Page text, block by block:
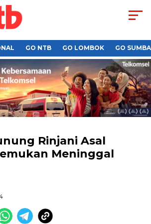
GO NTB GO LOMBOK GO
Rinjani Asal
Meninggal